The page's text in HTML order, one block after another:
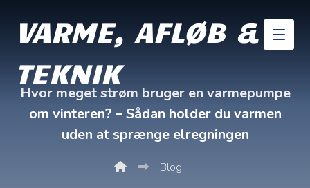
VARME, AFLØB &
TEKNIK
Hvor meget strøm bruger en varmepumpe
om vinteren? – Sådan holder du varmen
uden at sprænge elregningen
Blog